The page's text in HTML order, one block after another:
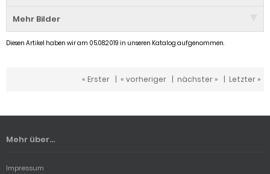
Mehr Bilder
Diesen Artikel haben wir am 05.08.2019 in unseren Katalog aufgenommen.
« Erster | « vorheriger | nächster » | Letzter »
Mehr über...
Impressum